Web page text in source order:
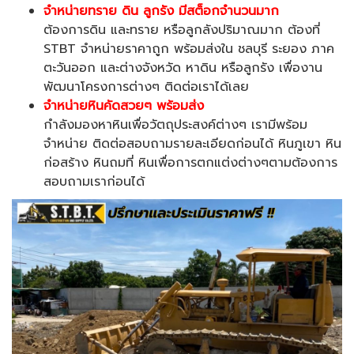
จำหน่ายทราย ดิน ลูกรัง มีสต็อกจำนวนมาก
ต้องการดิน และทราย หรือลูกลังปริมาณมาก ต้องที่
STBT จำหน่ายราคาถูก พร้อมส่งใน ชลบุรี ระยอง ภาค
ตะวันออก และต่างจังหวัด หาดิน หรือลูกรัง เพื่องาน
พัฒนาโครงการต่างๆ ติดต่อเราได้เลย
จำหน่ายหินคัดสวยๆ พร้อมส่ง
กำลังมองหาหินเพื่อวัตถุประสงค์ต่างๆ เรามีพร้อม
จำหน่าย ติดต่อสอบถามรายละเอียดก่อนได้ หินภูเขา หิน
ก่อสร้าง หินถมที่ หินเพื่อการตกแต่งต่างๆตามต้องการ
สอบถามเราก่อนได้